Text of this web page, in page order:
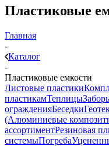
Пластиковые
Главная
-
Каталог
-
Пластиковые емкости
Листовые пластики
пластикамТеплицы
огражденияБеседки
(Алюминиевые
ассортиментРезиновая
системыПогреба